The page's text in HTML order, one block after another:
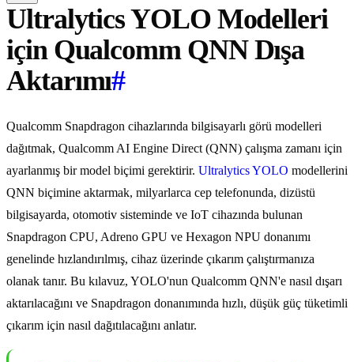
Ultralytics YOLO Modelleri
için Qualcomm QNN Dışa
Aktarımı#
Qualcomm Snapdragon cihazlarında bilgisayarlı görü modelleri
dağıtmak, Qualcomm AI Engine Direct (QNN) çalışma zamanı için
ayarlanmış bir model biçimi gerektirir. Ultralytics YOLO modellerini
QNN biçimine aktarmak, milyarlarca cep telefonunda, dizüstü
bilgisayarda, otomotiv sisteminde ve IoT cihazında bulunan
Snapdragon CPU, Adreno GPU ve Hexagon NPU donanımı
genelinde hızlandırılmış, cihaz üzerinde çıkarım çalıştırmanıza
olanak tanır. Bu kılavuz, YOLO'nun Qualcomm QNN'e nasıl dışarı
aktarılacağını ve Snapdragon donanımında hızlı, düşük güç tüketimli
çıkarım için nasıl dağıtılacağını anlatır.